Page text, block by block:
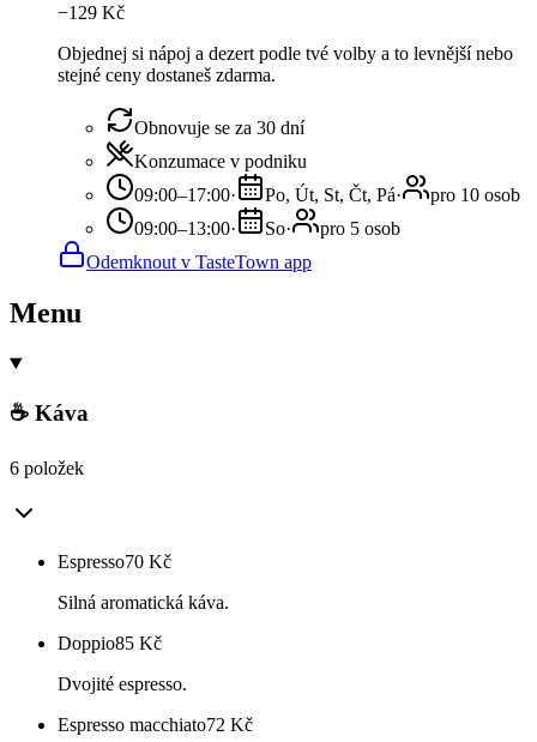
−129 Kč
Objednej si nápoj a dezert podle tvé volby a to levnější nebo
stejné ceny dostaneš zdarma.
Obnovuje se za 30 dní
Konzumace v podniku
09:00–17:00· Po, Út, St, Čt, Pá·
pro 10 osob
09:00–13:00· So·
pro 5 osob
Odemknout v TasteTown app
Menu
☕ Káva
6 položek
Espresso70 Kč
Silná aromatická káva.
Doppio85 Kč
Dvojité espresso.
Espresso macchiato72 Kč